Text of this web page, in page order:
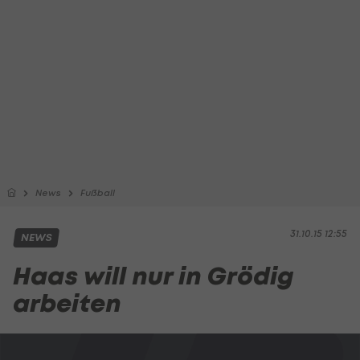
News Fußball
31.10.15 12:55
NEWS
Haas will nur in Grödig
arbeiten